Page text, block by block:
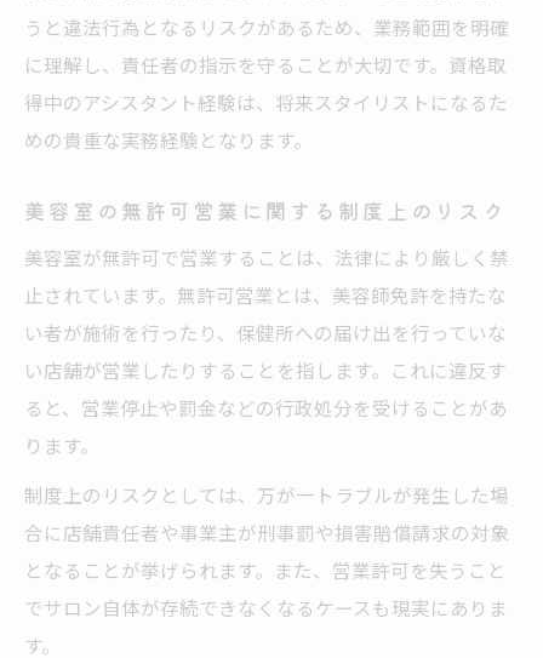
うと違法行為となるリスクがあるため、業務範囲を明確
に理解し、責任者の指示を守ることが大切です。資格取
得中のアシスタント経験は、将来スタイリストになるた
めの貴重な実務経験となります。
美容室の無許可営業に関する制度上のリスク
美容室が無許可で営業することは、法律により厳しく禁
止されています。無許可営業とは、美容師免許を持たな
い者が施術を行ったり、保健所への届け出を行っていな
い店舗が営業したりすることを指します。これに違反す
ると、営業停止や罰金などの行政処分を受けることがあ
ります。
制度上のリスクとしては、万が一トラブルが発生した場
合に店舗責任者や事業主が刑事罰や損害賠償請求の対象
となることが挙げられます。また、営業許可を失うこと
でサロン自体が存続できなくなるケースも現実にありま
す。